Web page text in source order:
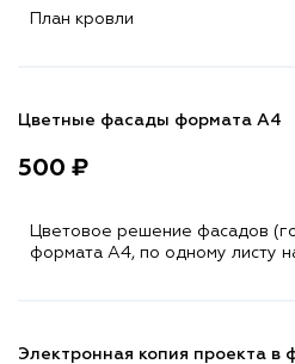
План кровли
Цветные фасады формата А4
500 ₽
Цветовое решение фасадов
формата A4, по одному листу
Электронная копия проекта в